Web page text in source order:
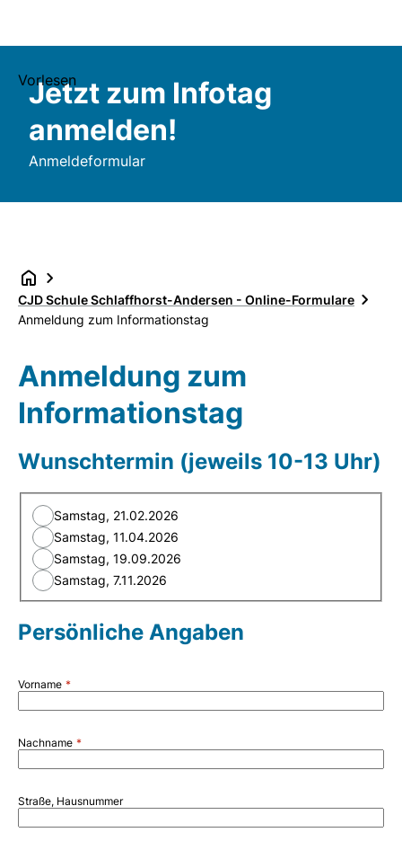
Vorlesen
Jetzt zum Infotag
anmelden!
Anmeldeformular
CJD Schule Schlaffhorst-Andersen - Online-Formulare
Anmeldung zum Informationstag
Anmeldung zum
Informationstag
Wunschtermin (jeweils 10-13 Uhr)
Samstag, 21.02.2026
Samstag, 11.04.2026
Samstag, 19.09.2026
Samstag, 7.11.2026
Persönliche Angaben
Vorname
Nachname
Straße, Hausnummer